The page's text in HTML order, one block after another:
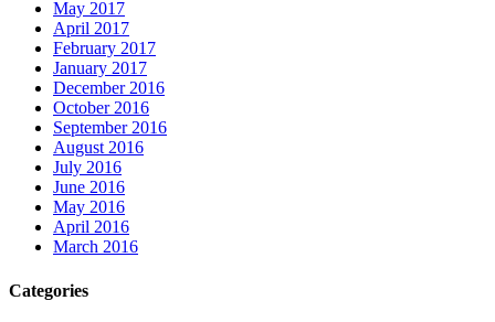
May 2017
April 2017
February 2017
January 2017
December 2016
October 2016
September 2016
August 2016
July 2016
June 2016
May 2016
April 2016
March 2016
Categories